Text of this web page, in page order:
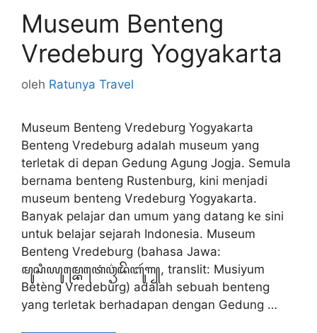
Museum Benteng
Vredeburg Yogyakarta
oleh Ratunya Travel
Museum Benteng Vredeburg Yogyakarta
Benteng Vredeburg adalah museum yang
terletak di depan Gedung Agung Jogja. Semula
bernama benteng Rustenburg, kini menjadi
museum benteng Vredeburg Yogyakarta.
Banyak pelajar dan umum yang datang ke sini
untuk belajar sejarah Indonesia. Museum
Benteng Vredeburg (bahasa Jawa:
ꦩꦸꦱꦶꦪꦸꦩ꧀ꦧꦺꦠꦺꦁꦮ꦳ꦽꦢꦼꦧꦸꦂꦒ꧀, translit: Musiyum
Bètèng Vredeburg) adalah sebuah benteng
yang terletak berhadapan dengan Gedung …